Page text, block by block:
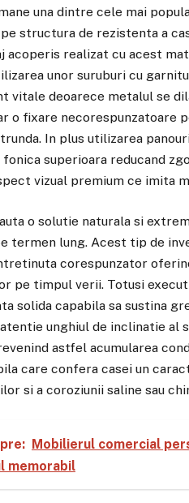
una dintre cele mai
structura de rezistenta a
acoperis realizat cu acest
unor suruburi cu
vitale deoarece metalul se
o fixare necorespunzatoare
In plus utilizarea
superioara reducand
vizual premium ce imita
o solutie naturala si
termen lung. Acest tip de
corespunzator
pe timpul verii. Totusi
solida capabila sa sustina
unghiul de inclinatie al
astfel acumularea
care confera casei un
si a coroziunii saline sau
Mobilierul comercial
memorabil